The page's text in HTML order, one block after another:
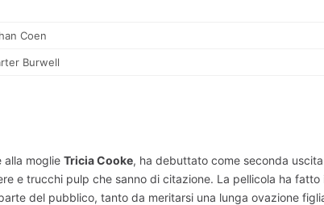
Coen
Burwell
alla moglie Tricia Cooke, ha debuttato come seconda
e trucchi pulp che sanno di citazione. La pellicola ha
del pubblico, tanto da meritarsi una lunga ovazione